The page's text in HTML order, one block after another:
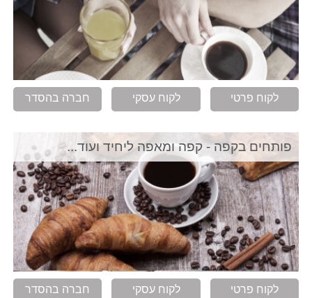
לקוח פרטי לקוח עסקי חברה בהסדר
פותחים בקפה - קפה ומאפה ליחיד ועוד...
לקוח פרטי לקוח עסקי חברה בהסדר